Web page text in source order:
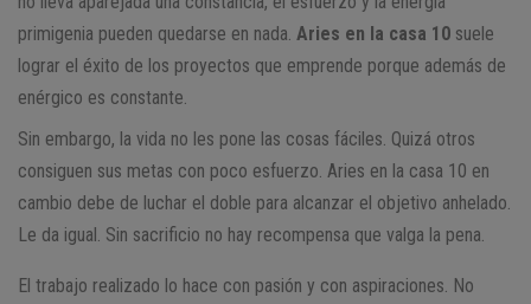
primigenia pueden quedarse en nada. Aries en la casa 10 suele
lograr el éxito de los proyectos que emprende porque además de
enérgico es constante.
Sin embargo, la vida no les pone las cosas fáciles. Quizá otros
consiguen sus metas con poco esfuerzo. Aries en la casa 10 en
cambio debe de luchar el doble para alcanzar el objetivo anhelado.
Le da igual. Sin sacrificio no hay recompensa que valga la pena.
El trabajo realizado lo hace con pasión y con aspiraciones. No